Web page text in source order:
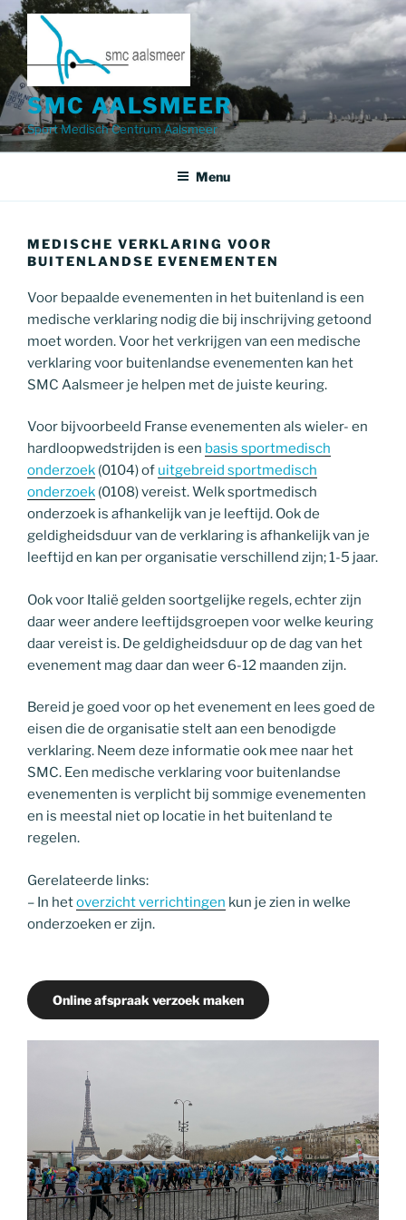
Ga
naar
inhoud
SMC AALSMEER
Sport Medisch Centrum Aalsmeer
Menu
MEDISCHE VERKLARING VOOR
BUITENLANDSE EVENEMENTEN
Voor bepaalde evenementen in het buitenland is een
medische verklaring nodig die bij inschrijving getoond
moet worden. Voor het verkrijgen van een medische
verklaring voor buitenlandse evenementen kan het
SMC Aalsmeer je helpen met de juiste keuring.
Voor bijvoorbeeld Franse evenementen als wieler- en
hardloopwedstrijden is een basis sportmedisch
onderzoek (0104) of uitgebreid sportmedisch
onderzoek (0108) vereist. Welk sportmedisch
onderzoek is afhankelijk van je leeftijd. Ook de
geldigheidsduur van de verklaring is afhankelijk van je
leeftijd en kan per organisatie verschillend zijn; 1-5 jaar.
Ook voor Italië gelden soortgelijke regels, echter zijn
daar weer andere leeftijdsgroepen voor welke keuring
daar vereist is. De geldigheidsduur op de dag van het
evenement mag daar dan weer 6-12 maanden zijn.
Bereid je goed voor op het evenement en lees goed de
eisen die de organisatie stelt aan een benodigde
verklaring. Neem deze informatie ook mee naar het
SMC. Een medische verklaring voor buitenlandse
evenementen is verplicht bij sommige evenementen
en is meestal niet op locatie in het buitenland te
regelen.
Gerelateerde links:
– In hetoverzicht verrichtingen kun je zien in welke
onderzoeken er zijn.
Online afspraak verzoek maken